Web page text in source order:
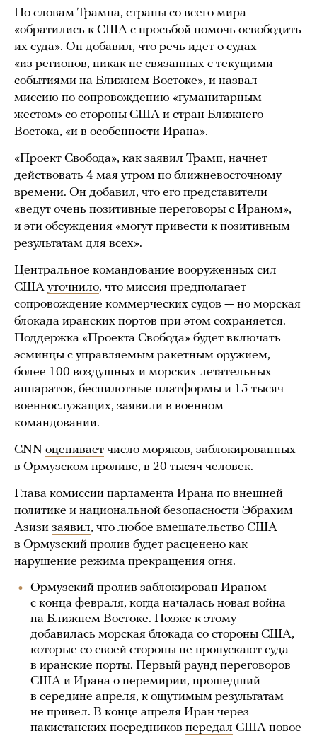
По словам Трампа, страны со всего мира
«обратились к США с просьбой помочь освободить
их суда». Он добавил, что речь идет о судах
«из регионов, никак не связанных с текущими
событиями на Ближнем Востоке», и назвал
миссию по сопровождению «гуманитарным
жестом» со стороны США и стран Ближнего
Востока, «и в особенности Ирана».
«Проект Свобода», как заявил Трамп, начнет
действовать 4 мая утром по ближневосточному
времени. Он добавил, что его представители
«ведут очень позитивные переговоры с Ираном»,
и эти обсуждения «могут привести к позитивным
результатам для всех».
Центральное командование вооруженных сил
США уточнило, что миссия предполагает
сопровождение коммерческих судов — но морская
блокада иранских портов при этом сохраняется.
Поддержка «Проекта Свобода» будет включать
эсминцы с управляемым ракетным оружием,
более 100 воздушных и морских летательных
аппаратов, беспилотные платформы и 15 тысяч
военнослужащих, заявили в военном
командовании.
CNN оценивает число моряков, заблокированных
в Ормузском проливе, в 20 тысяч человек.
Глава комиссии парламента Ирана по внешней
политике и национальной безопасности Эбрахим
Азизи заявил, что любое вмешательство США
в Ормузский пролив будет расценено как
нарушение режима прекращения огня.
Ормузский пролив заблокирован Ираном
с конца февраля, когда началась новая война
на Ближнем Востоке. Позже к этому
добавилась морская блокада со стороны США,
которые со своей стороны не пропускают суда
в иранские порты. Первый раунд переговоров
США и Ирана о перемирии, прошедший
в середине апреля, к ощутимым результатам
не привел. В конце апреля Иран через
пакистанских посредников передал США новое